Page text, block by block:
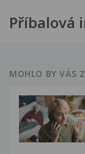
Příbalová
MOHLO BY VÁS